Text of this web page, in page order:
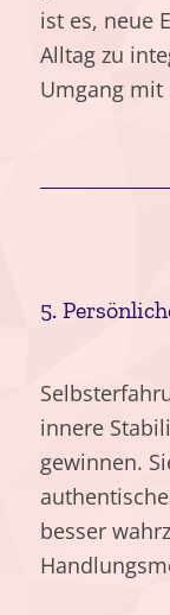
ist es, neue
Alltag zu
Umgang mit
5.
innere
gewinnen.
besser